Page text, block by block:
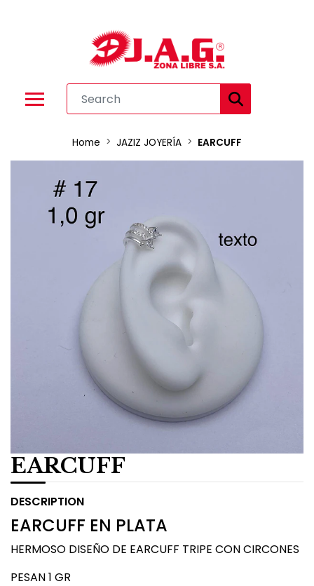
Home JAZIZ JOYERÍA EARCUFF
EARCUFF
DESCRIPTION
EARCUFF EN PLATA
HERMOSO DISEÑO DE EARCUFF TRIPE CON CIRCONES
PESAN 1 GR